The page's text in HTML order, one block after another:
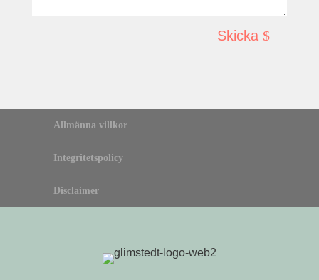
Skicka
Allmänna villkor
Integritetspolicy
Disclaimer